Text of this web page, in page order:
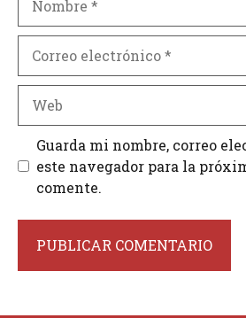
electrónico
Guarda mi nombre, correo
este navegador para la
comente.